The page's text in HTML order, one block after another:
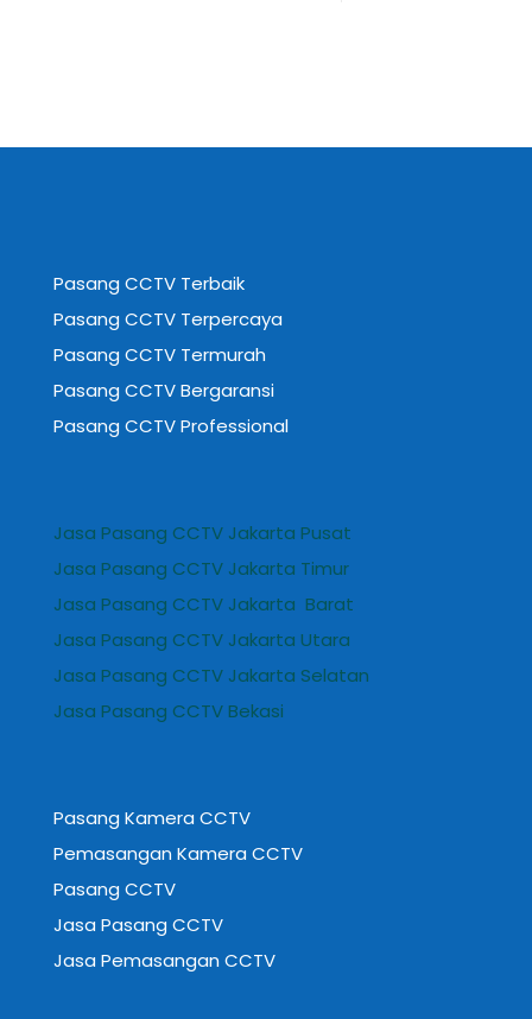
Pasang CCTV Terbaik
Pasang CCTV Terpercaya
Pasang CCTV Termurah
Pasang CCTV Bergaransi
Pasang CCTV Professional
Jasa Pasang CCTV Jakarta Pusat
Jasa Pasang CCTV Jakarta Timur
Jasa Pasang CCTV Jakarta Barat
Jasa Pasang CCTV Jakarta Utara
Jasa Pasang CCTV Jakarta Selatan
Jasa Pasang CCTV Bekasi
Pasang Kamera CCTV
Pemasangan Kamera CCTV
Pasang CCTV
Jasa Pasang CCTV
Jasa Pemasangan CCTV